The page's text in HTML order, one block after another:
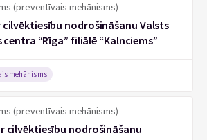
(preventīvais mehānisms)
nodrošināšanu Valsts
“Rīga” filiālē “Kalnciems”
mehānisms
(preventīvais mehānisms)
cilvēktiesību nodrošināšanu